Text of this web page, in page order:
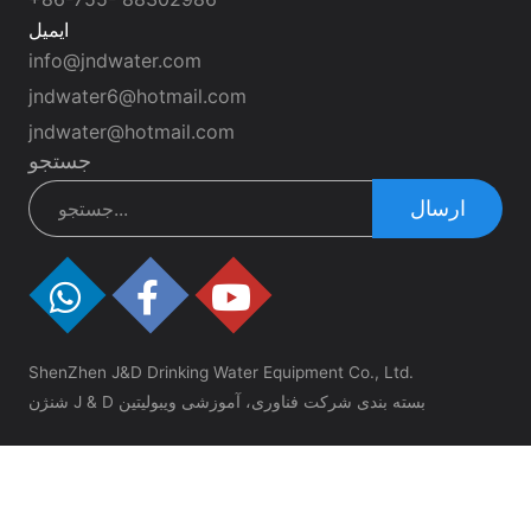
ایمیل
info@jndwater.com
jndwater6@hotmail.com
jndwater@hotmail.com
جستجو
ارسال
ShenZhen J&D Drinking Water Equipment Co., Ltd.
شنژن J & D بسته بندی شرکت فناوری، آموزشی ویبولیتین